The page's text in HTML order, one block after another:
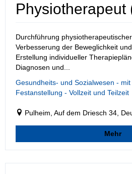
Physiotherapeut
Durchführung
Verbesserung der Beweglichkeit
Erstellung individueller
Diagnosen und...
Gesundheits- und Sozialwesen -
Festanstellung - Vollzeit und Teilzeit
Pulheim, Auf dem Driesch 34,
Mehr